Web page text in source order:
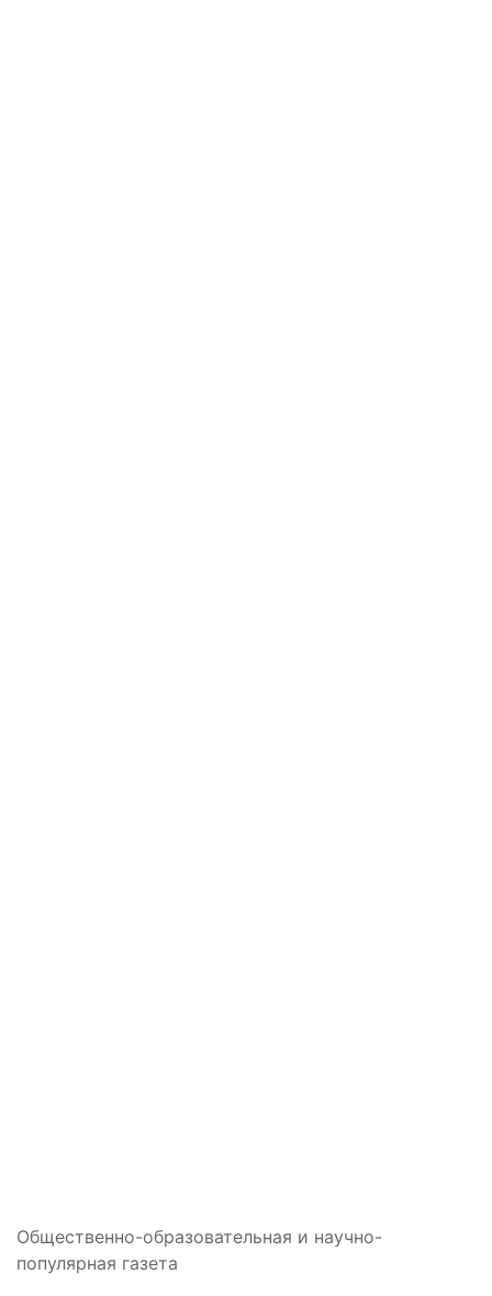
Общественно-образовательная и научно-
популярная газета